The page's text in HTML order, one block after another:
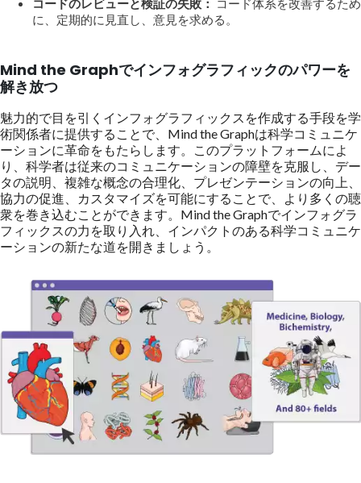
コードのレビューと検証の失敗： コード体系を改善するため
に、定期的に見直し、意見を求める。
Mind the Graphでインフォグラフィックのパワーを
解き放つ
魅力的で目を引くインフォグラフィックスを作成する手段を学
術関係者に提供することで、Mind the Graphは科学コミュニケ
ーションに革命をもたらします。このプラットフォームによ
り、科学者は従来のコミュニケーションの障壁を克服し、デー
タの説明、複雑な概念の合理化、プレゼンテーションの向上、
協力の促進、カスタマイズを可能にすることで、より多くの聴
衆を巻き込むことができます。Mind the Graphでインフォグラ
フィックスの力を取り入れ、インパクトのある科学コミュニケ
ーションの新たな道を開きましょう。